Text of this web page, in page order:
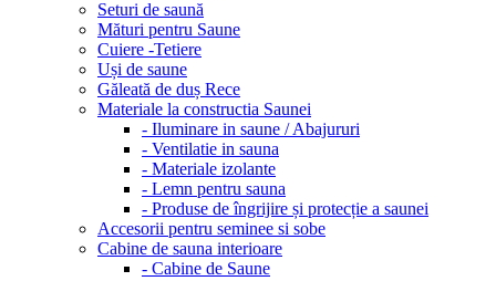
Seturi de saună
Mături pentru Saune
Cuiere -Tetiere
Uși de saune
Găleată de duș Rece
Materiale la constructia Saunei
- Iluminare in saune / Abajururi
- Ventilatie in sauna
- Materiale izolante
- Lemn pentru sauna
- Produse de îngrijire și protecție a saunei
Accesorii pentru seminee si sobe
Cabine de sauna interioare
- Cabine de Saune